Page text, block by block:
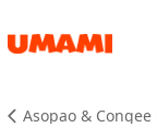
Asopao & Congee